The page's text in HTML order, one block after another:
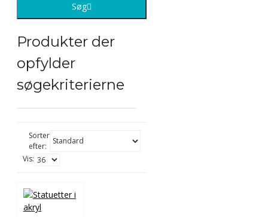
Søg
Produkter der
opfylder
søgekriterierne
Sorter
efter:
Vis: